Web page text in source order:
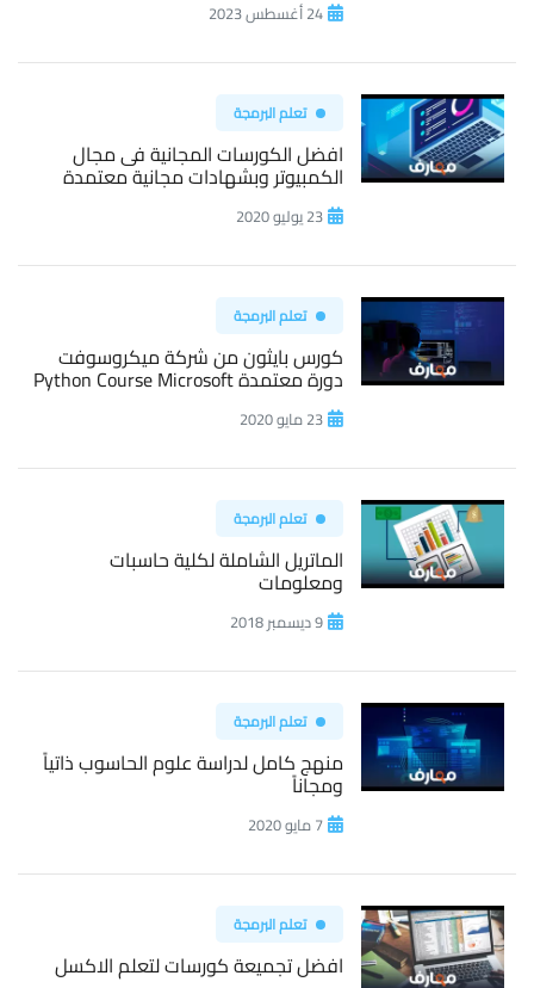
24 أغسطس 2023
تعلم البرمجة
افضل الكورسات المجانية فى مجال
الكمبيوتر وبشهادات مجانية معتمدة
23 يوليو 2020
تعلم البرمجة
كورس بايثون من شركة ميكروسوفت
دورة معتمدة Python Course Microsoft
23 مايو 2020
تعلم البرمجة
الماتريل الشاملة لكلية حاسبات
ومعلومات
9 ديسمبر 2018
تعلم البرمجة
منهج كامل لدراسة علوم الحاسوب ذاتياً
ومجاناً
7 مايو 2020
تعلم البرمجة
افضل تجميعة كورسات لتعلم الاكسل